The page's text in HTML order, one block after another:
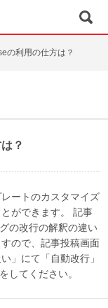
の利用の仕方は？
？
ートのカスタマイズ
ができます。 記事
の改行の解釈の違い
ので、記事投稿画面
」にて「自動改行」
してください。